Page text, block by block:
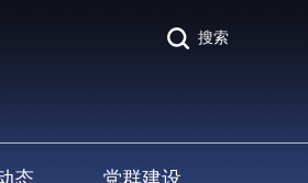
搜索
态 党群建设